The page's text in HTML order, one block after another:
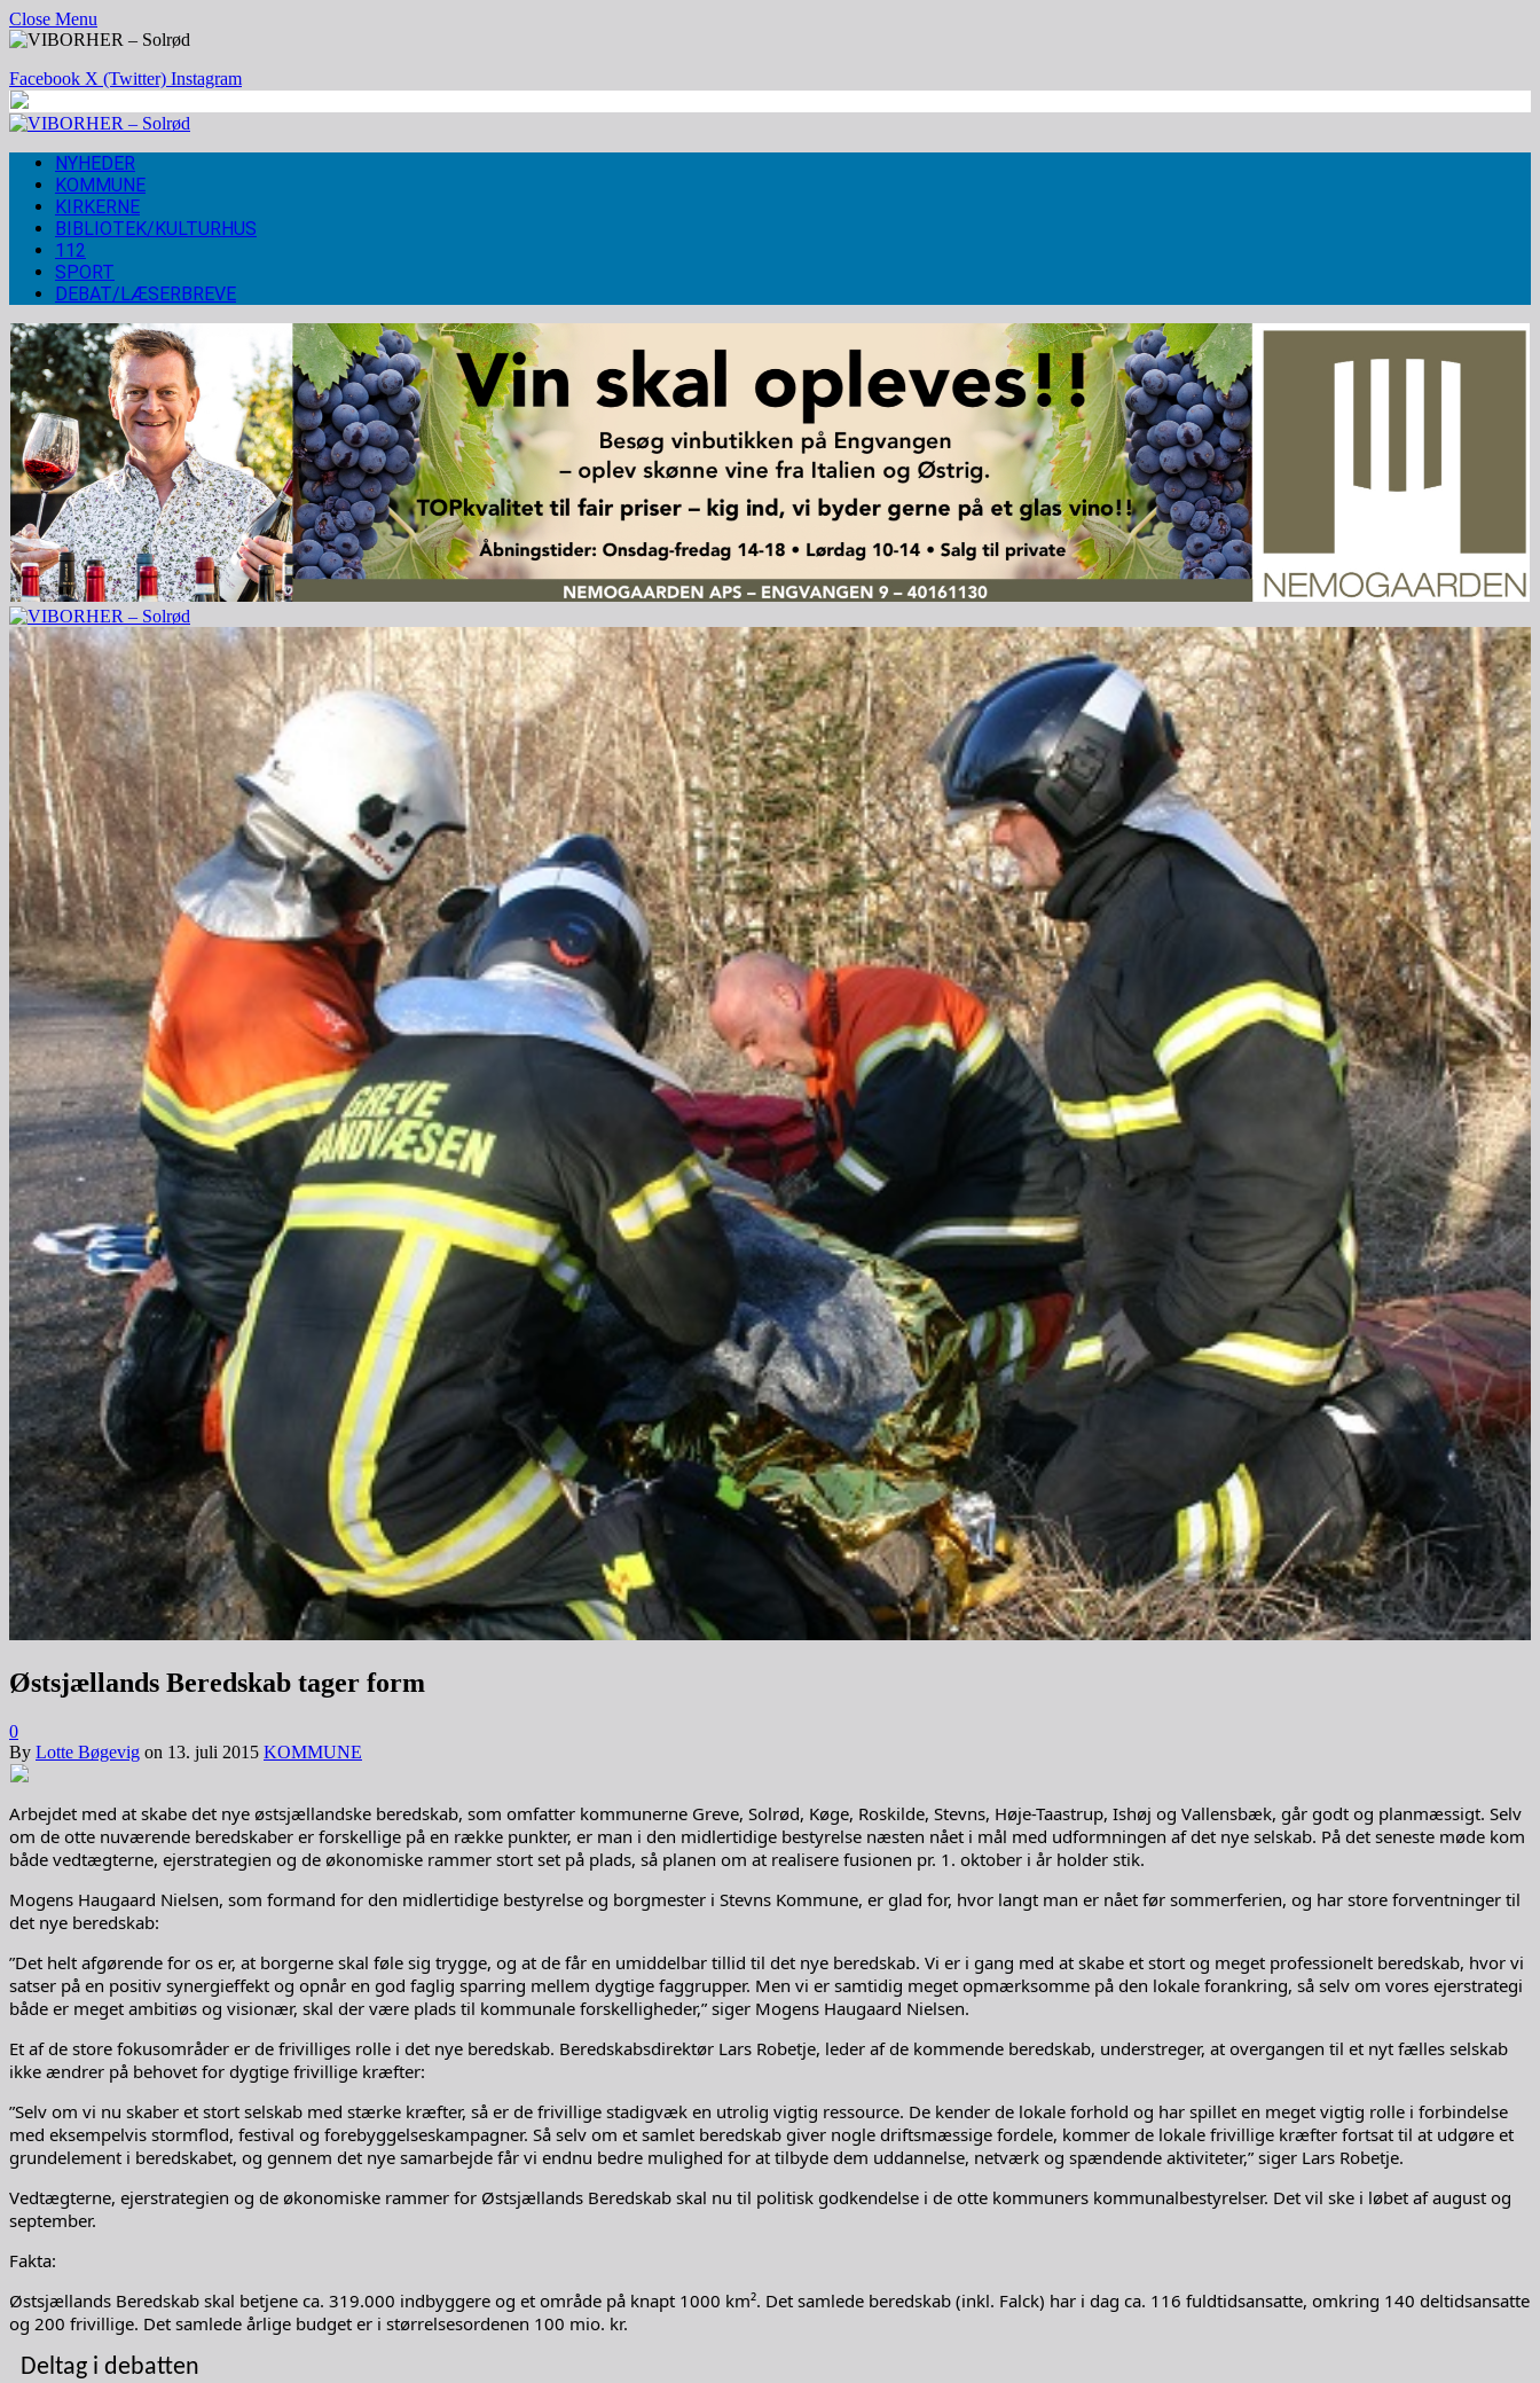
Close Menu
Facebook X (Twitter) Instagram
NYHEDER
KOMMUNE
KIRKERNE
BIBLIOTEK/KULTURHUS
112
SPORT
DEBAT/LÆSERBREVE
Østsjællands Beredskab tager form
0
By Lotte Bøgevig on 13. juli 2015 KOMMUNE
Arbejdet med at skabe det nye østsjællandske beredskab, som omfatter kommunerne Greve, Solrød, Køge, Roskilde, Stevns, Høje-Taastrup, Ishøj og Vallensbæk, går godt og planmæssigt. Selv
om de otte nuværende beredskaber er forskellige på en række punkter, er man i den midlertidige bestyrelse næsten nået i mål med udformningen af det nye selskab. På det seneste møde kom
både vedtægterne, ejerstrategien og de økonomiske rammer stort set på plads, så planen om at realisere fusionen pr. 1. oktober i år holder stik.
Mogens Haugaard Nielsen, som formand for den midlertidige bestyrelse og borgmester i Stevns Kommune, er glad for, hvor langt man er nået før sommerferien, og har store forventninger til
det nye beredskab:
”Det helt afgørende for os er, at borgerne skal føle sig trygge, og at de får en umiddelbar tillid til det nye beredskab. Vi er i gang med at skabe et stort og meget professionelt beredskab, hvor vi
satser på en positiv synergieffekt og opnår en god faglig sparring mellem dygtige faggrupper. Men vi er samtidig meget opmærksomme på den lokale forankring, så selv om vores ejerstrategi
både er meget ambitiøs og visionær, skal der være plads til kommunale forskelligheder,” siger Mogens Haugaard Nielsen.
Et af de store fokusområder er de frivilliges rolle i det nye beredskab. Beredskabsdirektør Lars Robetje, leder af de kommende beredskab, understreger, at overgangen til et nyt fælles selskab
ikke ændrer på behovet for dygtige frivillige kræfter:
”Selv om vi nu skaber et stort selskab med stærke kræfter, så er de frivillige stadigvæk en utrolig vigtig ressource. De kender de lokale forhold og har spillet en meget vigtig rolle i forbindelse
med eksempelvis stormflod, festival og forebyggelseskampagner. Så selv om et samlet beredskab giver nogle driftsmæssige fordele, kommer de lokale frivillige kræfter fortsat til at udgøre et
grundelement i beredskabet, og gennem det nye samarbejde får vi endnu bedre mulighed for at tilbyde dem uddannelse, netværk og spændende aktiviteter,” siger Lars Robetje.
Vedtægterne, ejerstrategien og de økonomiske rammer for Østsjællands Beredskab skal nu til politisk godkendelse i de otte kommuners kommunalbestyrelser. Det vil ske i løbet af august og
september.
Fakta:
Østsjællands Beredskab skal betjene ca. 319.000 indbyggere og et område på knapt 1000 km². Det samlede beredskab (inkl. Falck) har i dag ca. 116 fuldtidsansatte, omkring 140 deltidsansatte
og 200 frivillige. Det samlede årlige budget er i størrelsesordenen 100 mio. kr.
Deltag i debatten